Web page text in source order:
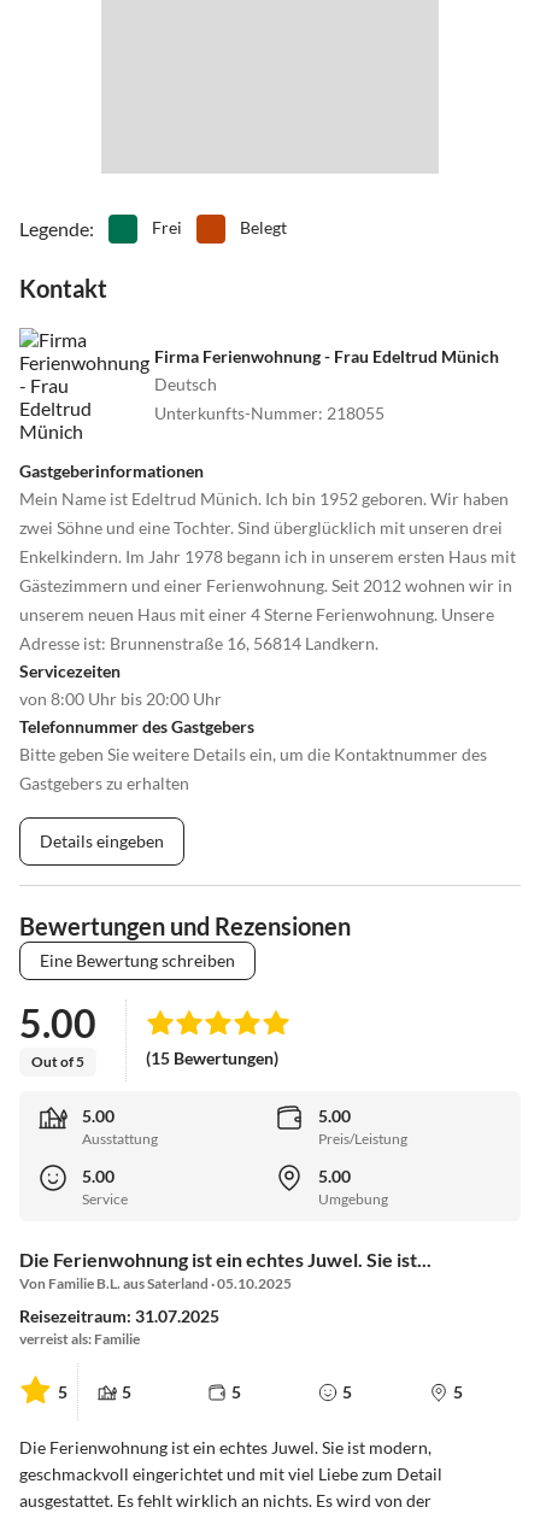
Legende: Frei Belegt
Kontakt
Firma Ferienwohnung - Frau Edeltrud Münich
Deutsch
Unterkunfts-Nummer: 218055
Gastgeberinformationen
Mein Name ist Edeltrud Münich. Ich bin 1952 geboren. Wir haben
zwei Söhne und eine Tochter. Sind überglücklich mit unseren drei
Enkelkindern. Im Jahr 1978 begann ich in unserem ersten Haus mit
Gästezimmern und einer Ferienwohnung. Seit 2012 wohnen wir in
unserem neuen Haus mit einer 4 Sterne Ferienwohnung. Unsere
Adresse ist: Brunnenstraße 16, 56814 Landkern.
Servicezeiten
von 8:00 Uhr bis 20:00 Uhr
Telefonnummer des Gastgebers
Bitte geben Sie weitere Details ein, um die Kontaktnummer des
Gastgebers zu erhalten
Details eingeben
Bewertungen und Rezensionen
Eine Bewertung schreiben
5.00
Out of 5 (15 Bewertungen)
5.00
Ausstattung
5.00
Preis/Leistung
5.00
Service
5.00
Umgebung
Die Ferienwohnung ist ein echtes Juwel. Sie ist...
Von Familie B.L. aus Saterland · 05.10.2025
Reisezeitraum: 31.07.2025
verreist als: Familie
5 5 5 5 5
Die Ferienwohnung ist ein echtes Juwel. Sie ist modern,
geschmackvoll eingerichtet und mit viel Liebe zum Detail
ausgestattet. Es fehlt wirklich an nichts. Es wird von der